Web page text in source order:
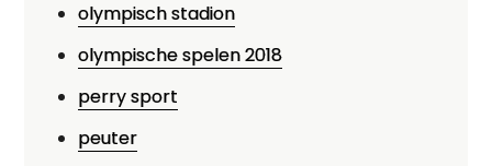
olympisch stadion
olympische spelen 2018
perry sport
peuter